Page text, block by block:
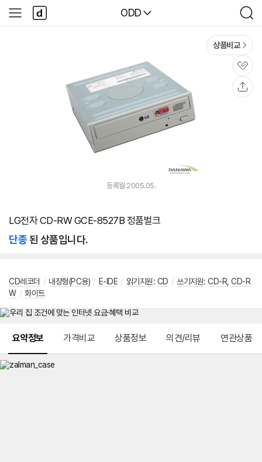
다나와
ODD
검
색
사
이
다
나
와
상품비교
관
심
등록월 2005.05.
LG전자 CD-RW GCE-8527B 정품벌크
단종된 상품입니다.
CD레코더 / 내장형(PC용) / E-IDE / 읽기지원: CD / 쓰기지원: CD-R CD-R
W / 화이트
요약정보 가격비교 상품정보 의견/리뷰 연관상품